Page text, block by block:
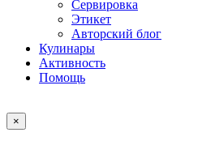
Сервировка
Этикет
Авторский блог
Кулинары
Активность
Помощь
×